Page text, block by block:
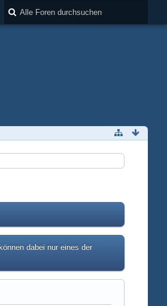
dabei nur eines der